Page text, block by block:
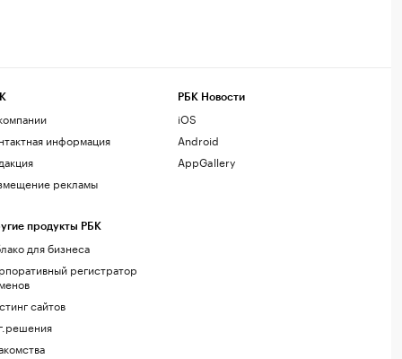
информация
рекламы
продукты РБК
для бизнеса
регистратор
сайтов
РБК Новости
iOS
Android
AppGallery